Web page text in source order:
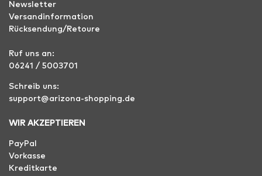
Newsletter
Versandinformation
Rücksendung/Retoure
Ruf uns an:
06241 / 5003701
Schreib uns:
support@arizona-shopping.de
WIR AKZEPTIEREN
PayPal
Vorkasse
Kreditkarte